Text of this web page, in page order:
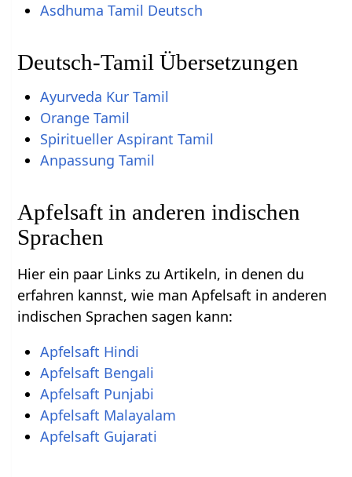
Asdhuma Tamil Deutsch
Deutsch-Tamil Übersetzungen
Ayurveda Kur Tamil
Orange Tamil
Spiritueller Aspirant Tamil
Anpassung Tamil
Apfelsaft in anderen indischen
Sprachen
Hier ein paar Links zu Artikeln, in denen du
erfahren kannst, wie man Apfelsaft in anderen
indischen Sprachen sagen kann:
Apfelsaft Hindi
Apfelsaft Bengali
Apfelsaft Punjabi
Apfelsaft Malayalam
Apfelsaft Gujarati